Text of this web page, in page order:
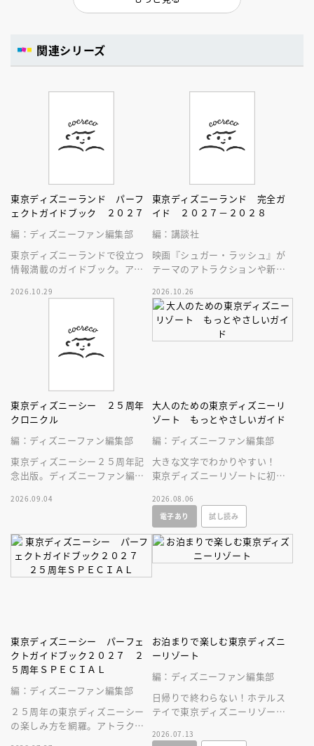
関連シリーズ
東京ディズニーランド パーフ
ェクトガイドブック ２０２７
編：ディズニーファン編集部
東京ディズニーランドで役立つ
情報満載のガイドブック。アト
ン、グッズまでが１冊に！
2026.10.29
東京ディズニーランド 完全ガ
イド ２０２７－２０２８
編：講談社
映画『シュガー・ラッシュ』が
テーマのアトラクションや新生
東京ディズニーランドの最新情
報をお届け！
2026.10.26
東京ディズニーシー ２５周年
クロニクル
編：ディズニーファン編集部
東京ディズニーシー２５周年記
念出版。ディズニーファン編集
したパークファン必見の２５年
2026.09.04
大人のための東京ディズニーリ
ゾート もっとやさしいガイド
編：ディズニーファン編集部
大きな文字でわかりやすい！
東京ディズニーリゾートに初め
人へ贈る、やさしいガイドブッ
ク。
2026.08.06
電子あり
試し読み
東京ディズニーシー パーフェ
クトガイドブック２０２７ ２
５周年ＳＰＥＣＩＡＬ
編：ディズニーファン編集部
２５周年の東京ディズニーシー
の楽しみ方を網羅。アトラクシ
お泊まりで楽しむ東京ディズニ
ーリゾート
編：ディズニーファン編集部
日帰りで終わらない！ホテルス
テイで東京ディズニーリゾート
冊が新登場！
2026.07.13